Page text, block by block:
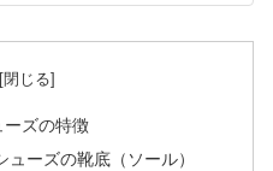
ーズの特徴
ーズの靴底（ソール）